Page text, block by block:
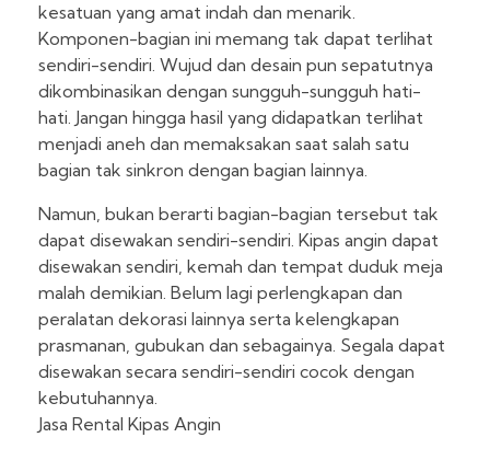
kesatuan yang amat indah dan menarik.
Komponen-bagian ini memang tak dapat terlihat
sendiri-sendiri. Wujud dan desain pun sepatutnya
dikombinasikan dengan sungguh-sungguh hati-
hati. Jangan hingga hasil yang didapatkan terlihat
menjadi aneh dan memaksakan saat salah satu
bagian tak sinkron dengan bagian lainnya.
Namun, bukan berarti bagian-bagian tersebut tak
dapat disewakan sendiri-sendiri. Kipas angin dapat
disewakan sendiri, kemah dan tempat duduk meja
malah demikian. Belum lagi perlengkapan dan
peralatan dekorasi lainnya serta kelengkapan
prasmanan, gubukan dan sebagainya. Segala dapat
disewakan secara sendiri-sendiri cocok dengan
kebutuhannya.
Jasa Rental Kipas Angin